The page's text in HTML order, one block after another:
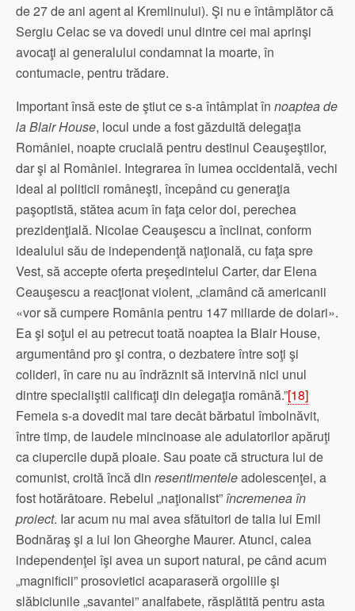
de 27 de ani agent al Kremlinului). Şi nu e întâmplător că
Sergiu Celac se va dovedi unul dintre cei mai aprinşi
avocaţi ai generalului condamnat la moarte, în
contumacie, pentru trădare.
Important însă este de ştiut ce s-a întâmplat în noaptea de
la Blair House, locul unde a fost găzduită delegaţia
României, noapte crucială pentru destinul Ceauşeştilor,
dar şi al României. Integrarea în lumea occidentală, vechi
ideal al politicii româneşti, începând cu generaţia
paşoptistă, stătea acum în faţa celor doi, perechea
prezidenţială. Nicolae Ceauşescu a înclinat, conform
idealului său de independenţă naţională, cu faţa spre
Vest, să accepte oferta preşedintelui Carter, dar Elena
Ceauşescu a reacţionat violent, „clamând că americanii
«vor să cumpere România pentru 147 miliarde de dolari».
Ea şi soţul ei au petrecut toată noaptea la Blair House,
argumentând pro şi contra, o dezbatere între soţi şi
colideri, în care nu au îndrăznit să intervină nici unul
dintre specialiştii calificaţi din delegaţia română.”[18]
Femeia s-a dovedit mai tare decât bărbatul îmbolnăvit,
între timp, de laudele mincinoase ale adulatorilor apăruţi
ca ciupercile după ploaie. Sau poate că structura lui de
comunist, croită încă din resentimenteleadolescenţei, a
fost hotărâtoare. Rebelul „naţionalist”încremenea în
proiect. Iar acum nu mai avea sfătuitori de talia lui Emil
Bodnăraş şi a lui Ion Gheorghe Maurer. Atunci, calea
independenţei îşi avea un suport natural, pe când acum
„magnificii” prosovietici acaparaseră orgoliile şi
slăbiciunile „savantei” analfabete, răsplătită pentru asta